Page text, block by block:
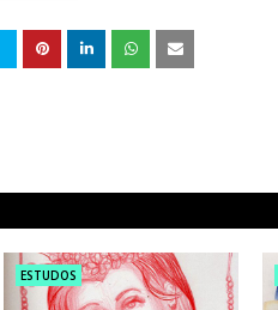
ESTUDOS